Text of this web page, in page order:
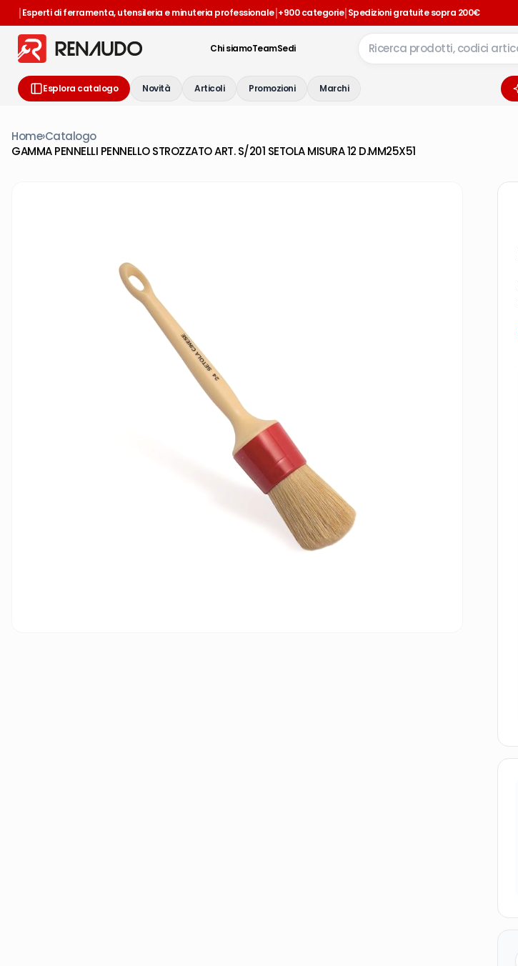
|Esperti di ferramenta, utensileria e minuteria professionale|+900 categorie|Spedizioni gratuite sopra 200€
Chi siamoTeamSedi
Esplora catalogo Novità Articoli Promozioni Marchi
Home›Catalogo
GAMMA PENNELLI PENNELLO STROZZATO ART. S/201 SETOLA MISURA 12 D.MM25X51